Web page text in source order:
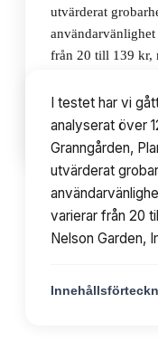
utvärderat
från 20 till 139 kr,
I testet har vi
analyserat över
Granngården,
utvärderat
varierar från 20
Nelson Garden,